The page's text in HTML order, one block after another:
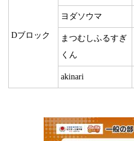
Dブロック
ヨダソウマ
まつむしふるすぎ
くん
akinari